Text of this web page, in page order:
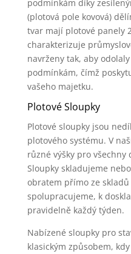
podmínkám díky
(plotová pole kovová)
tvar mají plotové panely
charakterizuje
navrženy tak, aby
podmínkám, čímž
vašeho majetku.
Plotové Sloupky
Plotové sloupky jsou
plotového systému. V
různé výšky pro
Sloupky skladujeme
obratem přímo ze
spolupracujeme, k
pravidelně každý týden.
Nabízené sloupky pro
klasickým způsobem,